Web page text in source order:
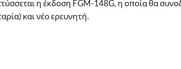
η έκδοση FGM-148G, η οποία θα
και νέο ερευνητή.